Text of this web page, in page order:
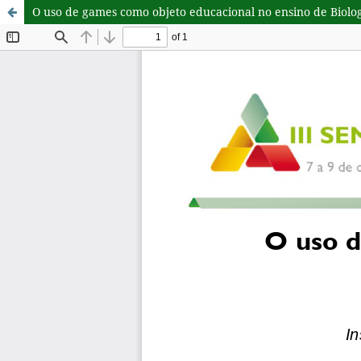
O uso de games como objeto educacional no ensino de